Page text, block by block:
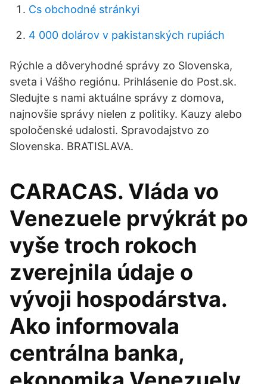
Cs obchodné stránkyi
4 000 dolárov v pakistanských rupiách
Rýchle a dôveryhodné správy zo Slovenska,
sveta i Vášho regiónu. Prihlásenie do Post.sk.
Sledujte s nami aktuálne správy z domova,
najnovšie správy nielen z politiky. Kauzy alebo
spoločenské udalosti. Spravodajstvo zo
Slovenska. BRATISLAVA.
CARACAS. Vláda vo
Venezuele prvýkrát po
vyše troch rokoch
zverejnila údaje o
vývoji hospodárstva.
Ako informovala
centrálna banka,